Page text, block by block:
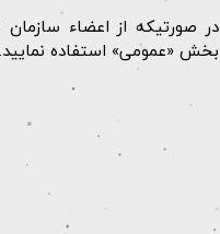
در صورتیکه از اعضاء
بخش «عمومی» استفاده نمایید.